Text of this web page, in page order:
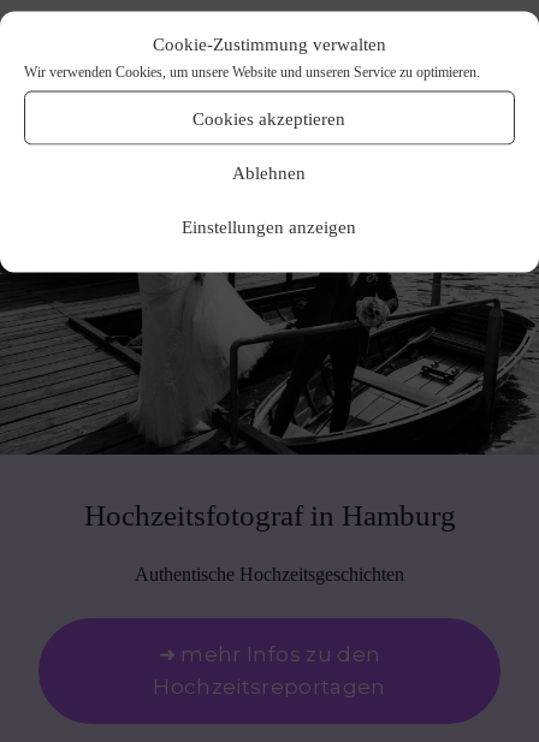
Cookie-Zustimmung verwalten
Wir verwenden Cookies, um unsere Website und unseren Service zu optimieren.
Cookies akzeptieren
Ablehnen
Einstellungen anzeigen
Hochzeitsfotograf in Hamburg
Authentische Hochzeitsgeschichten
➜ mehr Infos zu den
Hochzeitsreportagen